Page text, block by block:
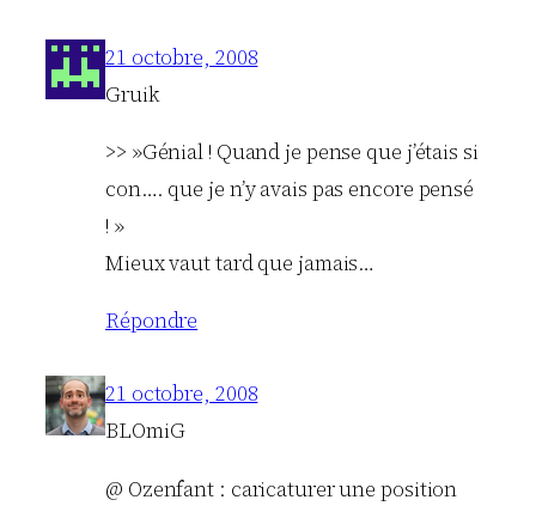
21 octobre, 2008
Gruik
>> »Génial ! Quand je pense que j’étais si
con…. que je n’y avais pas encore pensé
! »
Mieux vaut tard que jamais…
Répondre
21 octobre, 2008
BLOmiG
@ Ozenfant : caricaturer une position